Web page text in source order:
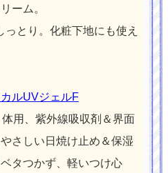
ーム。
とり。化粧下地にも使え
ルUVジェルF
体用、紫外線吸収剤＆界面
さしい日焼け止め＆保湿
タつかず、軽いつけ心